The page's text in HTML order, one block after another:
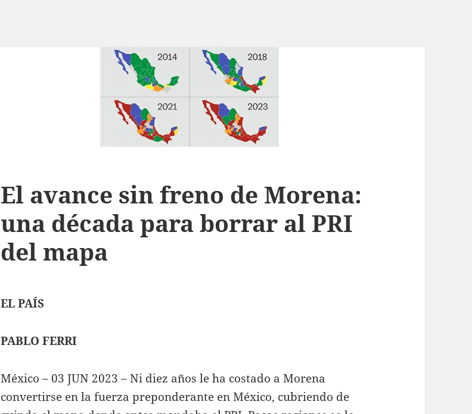
El avance sin freno de Morena:
una década para borrar al PRI
del mapa
EL PAÍS
PABLO FERRI
México – 03 JUN 2023 – Ni diez años le ha costado a Morena
convertirse en la fuerza preponderante en México, cubriendo de